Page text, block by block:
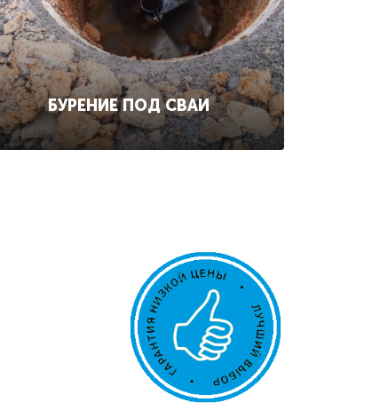
БУРЕНИЕ ПОД СВАИ